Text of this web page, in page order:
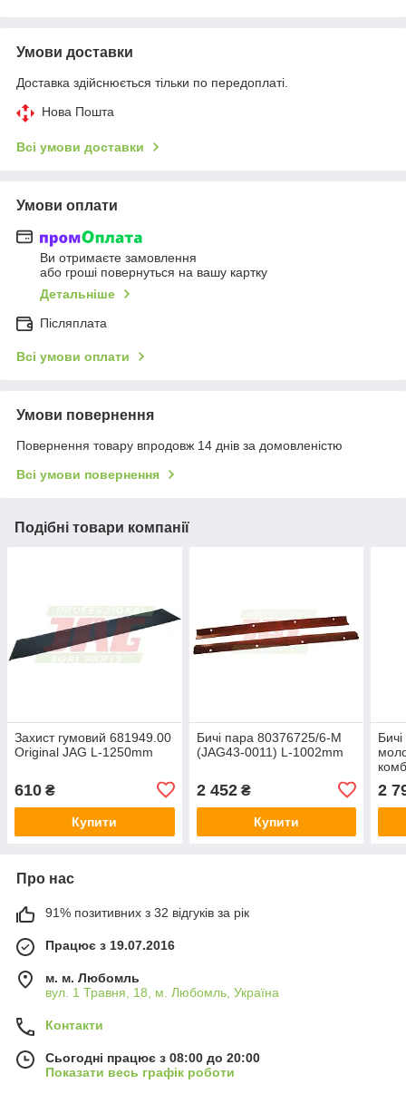
Умови доставки
Доставка здійснюється тільки по передоплаті.
Нова Пошта
Всі умови доставки
Умови оплати
Ви отримаєте замовлення
або гроші повернуться на вашу картку
Детальніше
Післяплата
Всі умови оплати
Умови повернення
Повернення товару впродовж 14 днів за домовленістю
Всі умови повернення
Подібні товари компанії
Захист гумовий 681949.00
Original JAG L-1250mm
610 ₴
Купити
Бичі пара 80376725/6-M
(JAG43-0011) L-1002mm
2 452₴
Купити
2
Про нас
91% позитивних з 32 відгуків за рік
Працює з 19.07.2016
м. м. Любомль
вул. 1 Травня, 18, м. Любомль, Україна
Контакти
Сьогодні працює з 08:00 до 20:00
Показати весь графік роботи